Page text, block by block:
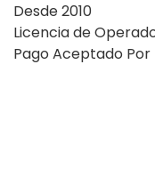
Desde 2010
Licencia de
Pago Aceptado Por